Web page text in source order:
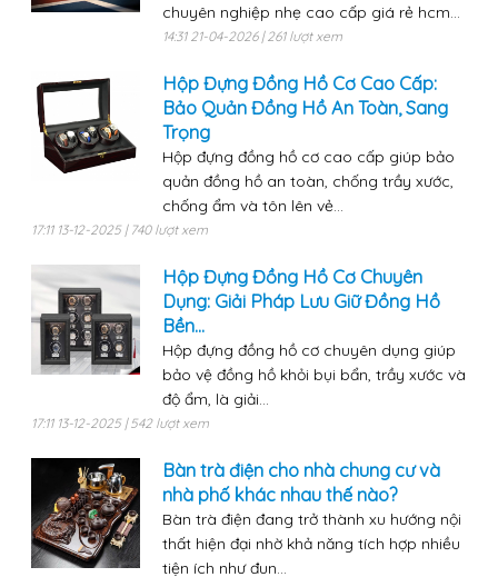
chuyên nghiệp nhẹ cao cấp giá rẻ hcm...
14:31 21-04-2026 | 261 lượt xem
Hộp Đựng Đồng Hồ Cơ Cao Cấp:
Bảo Quản Đồng Hồ An Toàn, Sang
Trọng
Hộp đựng đồng hồ cơ cao cấp giúp bảo
quản đồng hồ an toàn, chống trầy xước,
chống ẩm và tôn lên vẻ...
17:11 13-12-2025 | 740 lượt xem
Hộp Đựng Đồng Hồ Cơ Chuyên
Dụng: Giải Pháp Lưu Giữ Đồng Hồ
Bền...
Hộp đựng đồng hồ cơ chuyên dụng giúp
bảo vệ đồng hồ khỏi bụi bẩn, trầy xước và
độ ẩm, là giải...
17:11 13-12-2025 | 542 lượt xem
Bàn trà điện cho nhà chung cư và
nhà phố khác nhau thế nào?
Bàn trà điện đang trở thành xu hướng nội
thất hiện đại nhờ khả năng tích hợp nhiều
tiện ích như đun...